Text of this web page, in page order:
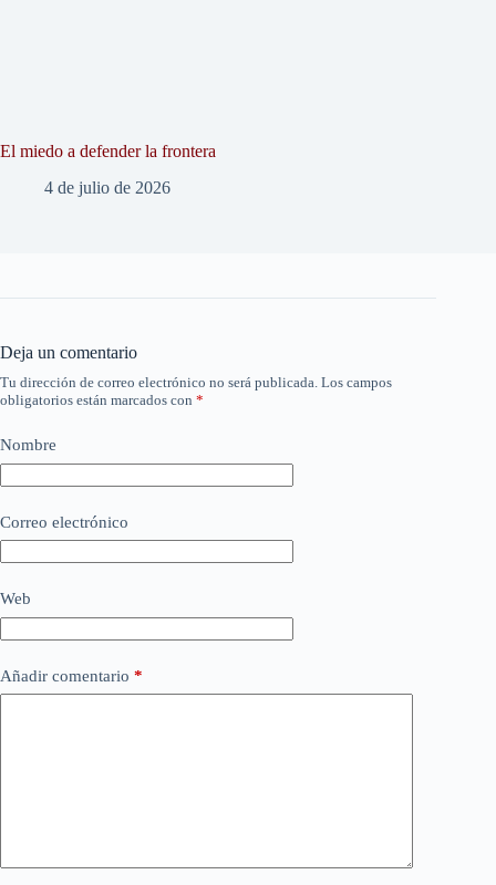
El miedo a defender la frontera
4 de julio de 2026
Deja un comentario
Tu dirección de correo electrónico no será publicada. Los campos
obligatorios están marcados con *
Nombre
Correo electrónico
Web
Añadir comentario *